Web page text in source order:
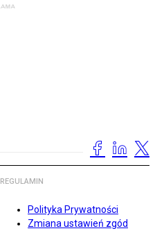
REGULAMIN
Polityka Prywatności
Zmiana ustawień zgód